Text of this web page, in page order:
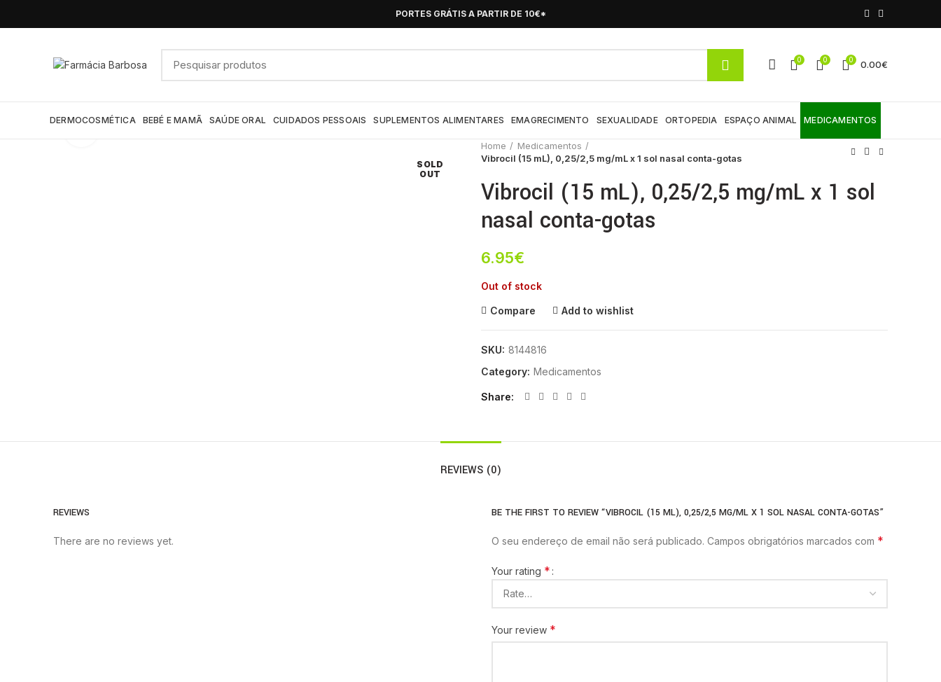
PORTES GRÁTIS A PARTIR DE 10€*
0 0 0 0.00€
DERMOCOSMÉTICA BEBÉ E MAMÃ SAÚDE ORAL CUIDADOS PESSOAIS SUPLEMENTOS ALIMENTARES EMAGRECIMENTO SEXUALIDADE ORTOPEDIA ESPAÇO ANIMAL MEDICAMENTOS
SOLD
OUT
Home
Medicamentos
Vibrocil (15 mL), 0,25/2,5 mg/mL x 1 sol nasal conta-gotas
Vibrocil (15 mL), 0,25/2,5 mg/mL x 1 sol
nasal conta-gotas
6.95€
Out of stock
Compare Add to wishlist
SKU: 8144816
Category: Medicamentos
Share
REVIEWS (0)
REVIEWS
There are no reviews yet.
BE THE FIRST TO REVIEW “VIBROCIL (15 ML), 0,25/2,5 MG/ML X 1 SOL NASAL CONTA-GOTAS”
O seu endereço de email não será publicado. Campos obrigatórios marcados com *
Your rating *
Your review *